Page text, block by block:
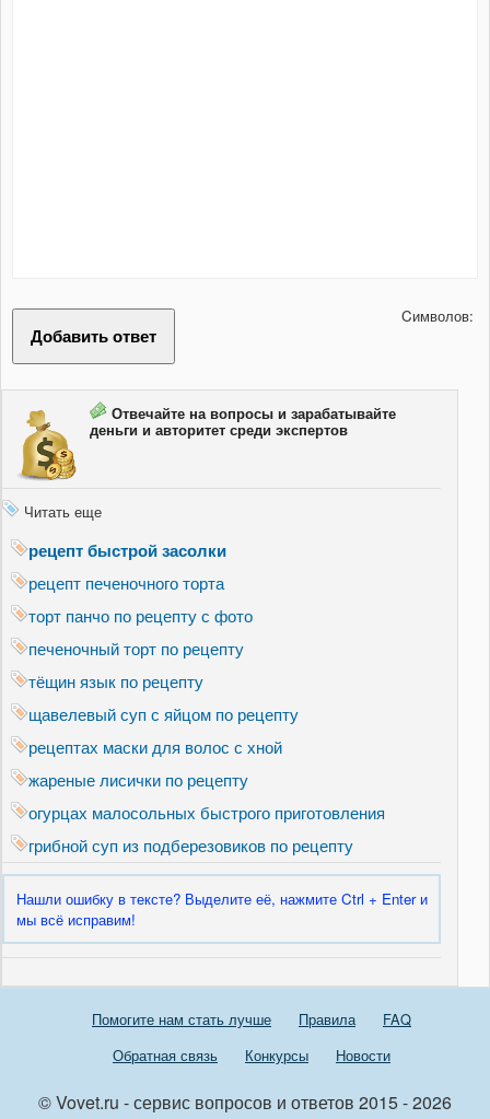
Cимволов:
Отвечайте на вопросы и зарабатывайте
деньги и авторитет среди экспертов
Читать еще
рецепт быстрой засолки
рецепт печеночного торта
торт панчо по рецепту с фото
печеночный торт по рецепту
тёщин язык по рецепту
щавелевый суп с яйцом по рецепту
рецептах маски для волос с хной
жареные лисички по рецепту
огурцах малосольных быстрого приготовления
грибной суп из подберезовиков по рецепту
Нашли ошибку в тексте? Выделите её, нажмите Ctrl + Enter и
мы всё исправим!
Помогите нам стать лучше Правила
FAQ
Обратная связь
Конкурсы Новости
© Vovet.ru - сервис вопросов и ответов 2015 - 2026